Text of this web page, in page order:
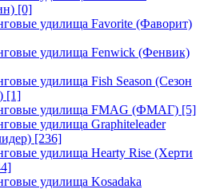
[0]
удилища Favorite (Фаворит)
удилища Fenwick (Фенвик)
удилища Fish Season (Сезон
[1]
удилища FMAG (ФМАГ) [5]
удилища Graphiteleader
[236]
удилища Hearty Rise (Херти
удилища Kosadaka